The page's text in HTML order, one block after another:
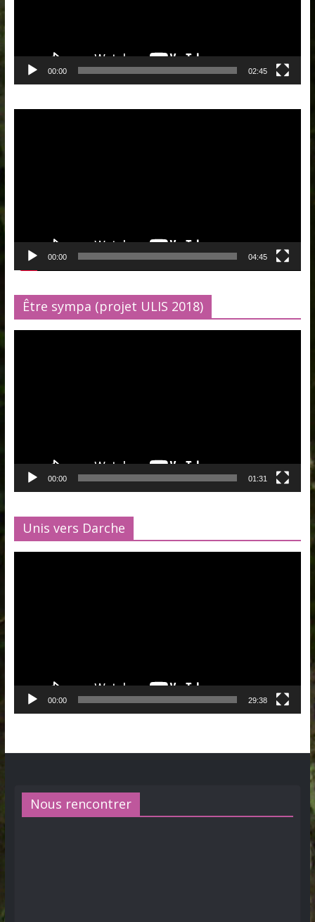
00:00 02:45
00:00 04:45
Être sympa (projet ULIS 2018)
00:00 01:31
Unis vers Darche
00:00 29:38
Nous rencontrer